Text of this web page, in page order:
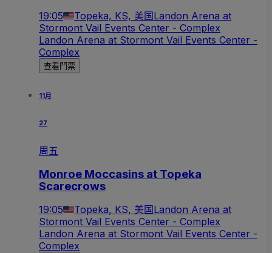
19:05 Topeka, KS, 美国Landon Arena at
Stormont Vail Events Center - Complex
Landon Arena at Stormont Vail Events Center -
Complex
查看門票
11月
27
周五
Monroe Moccasins at Topeka
Scarecrows
19:05 Topeka, KS, 美国Landon Arena at
Stormont Vail Events Center - Complex
Landon Arena at Stormont Vail Events Center -
Complex